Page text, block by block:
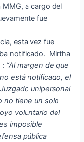
a cargo del
fue
esta vez fue
notificado. Mirtha
: “Al margen de que
está notificado, el
unipersonal
no tiene un solo
voluntario del
imposible
pública